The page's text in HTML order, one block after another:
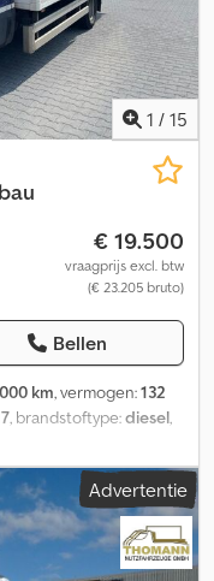
1 / 15
€ 19.500
vraagprijs excl. btw
(€ 23.205 bruto)
Bellen
km, vermogen:132
, brandstoftype:diesel,
, volgende keuring
met koelopbouw 7,5
+ hydraulische laadklep.
Advertentie